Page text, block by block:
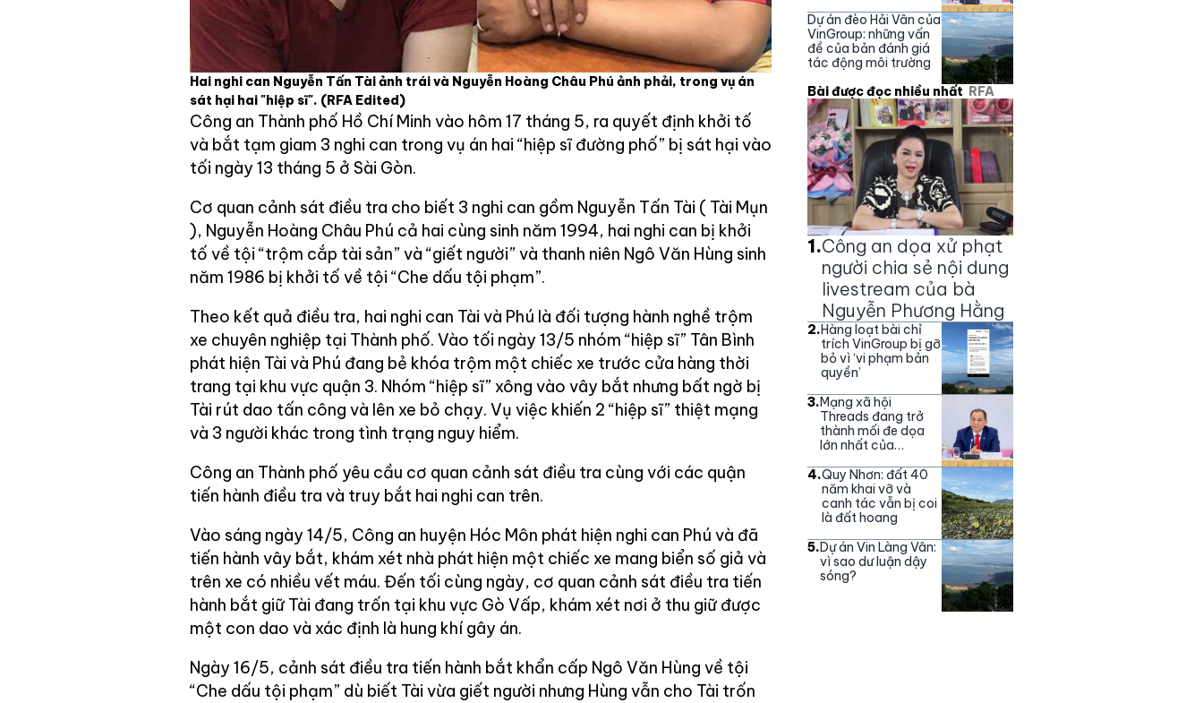
Hai nghi can Nguyễn Tấn Tài ảnh trái và Nguyễn Hoàng Châu Phú ảnh phải, trong vụ án
sát hại hai "hiệp sĩ". (RFA Edited)
Công an Thành phố Hồ Chí Minh vào hôm 17 tháng 5, ra quyết định khởi tố
và bắt tạm giam 3 nghi can trong vụ án hai “hiệp sĩ đường phố” bị sát hại vào
tối ngày 13 tháng 5 ở Sài Gòn.
Cơ quan cảnh sát điều tra cho biết 3 nghi can gồm Nguyễn Tấn Tài ( Tài Mụn
), Nguyễn Hoàng Châu Phú cả hai cùng sinh năm 1994, hai nghi can bị khởi
tố về tội “trộm cắp tài sản” và “giết người” và thanh niên Ngô Văn Hùng sinh
năm 1986 bị khởi tố về tội “Che dấu tội phạm”.
Theo kết quả điều tra, hai nghi can Tài và Phú là đối tượng hành nghề trộm
xe chuyên nghiệp tại Thành phố. Vào tối ngày 13/5 nhóm “hiệp sĩ” Tân Bình
phát hiện Tài và Phú đang bẻ khóa trộm một chiếc xe trước cửa hàng thời
trang tại khu vực quận 3. Nhóm “hiệp sĩ” xông vào vây bắt nhưng bất ngờ bị
Tài rút dao tấn công và lên xe bỏ chạy. Vụ việc khiến 2 “hiệp sĩ” thiệt mạng
và 3 người khác trong tình trạng nguy hiểm.
Công an Thành phố yêu cầu cơ quan cảnh sát điều tra cùng với các quận
tiến hành điều tra và truy bắt hai nghi can trên.
Vào sáng ngày 14/5, Công an huyện Hóc Môn phát hiện nghi can Phú và đã
tiến hành vây bắt, khám xét nhà phát hiện một chiếc xe mang biển số giả và
trên xe có nhiều vết máu. Đến tối cùng ngày, cơ quan cảnh sát điều tra tiến
hành bắt giữ Tài đang trốn tại khu vực Gò Vấp, khám xét nơi ở thu giữ được
một con dao và xác định là hung khí gây án.
Ngày 16/5, cảnh sát điều tra tiến hành bắt khẩn cấp Ngô Văn Hùng về tội
“Che dấu tội phạm” dù biết Tài vừa giết người nhưng Hùng vẫn cho Tài trốn
Dự án đèo Hải Vân của
VinGroup: những vấn
đề của bản đánh giá
tác động môi trường
Bài được đọc nhiều nhất RFA
1.Công an dọa xử phạt
người chia sẻ nội dung
livestream của bà
Nguyễn Phương Hằng
2.Hàng loạt bài chỉ
trích VinGroup bị gỡ
bỏ vì ‘vi phạm bản
quyền’
3.Mạng xã hội
Threads đang trở
thành mối đe dọa
lớn nhất của
4.Quy Nhơn: đất 40
năm khai vỡ và
canh tác vẫn bị coi
là đất hoang
5.Dự án Vin Làng Vân:
vì sao dư luận dậy
sóng?